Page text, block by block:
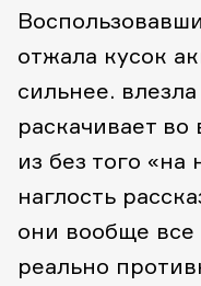
отжала кусок
сильнее.
раскачивает
из без того
наглость
они вообще все
реально